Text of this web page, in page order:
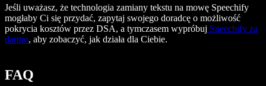
Jeśli uważasz, że technologia zamiany tekstu na mowę Speechify
mogłaby Ci się przydać, zapytaj swojego doradcę o możliwość
pokrycia kosztów przez DSA, a tymczasem wypróbuj Speechify za
darmo, aby zobaczyć, jak działa dla Ciebie.
FAQ